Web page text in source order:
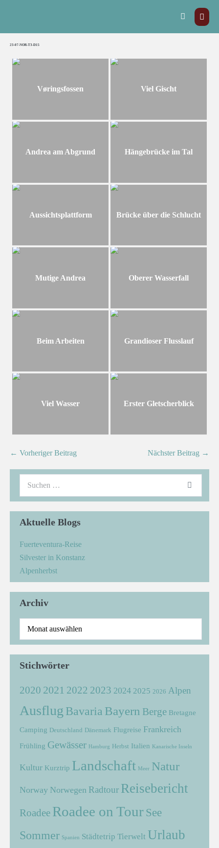
23-07-NOR-T3-D15
Vøringsfossen Viel Gischt
Andrea am Abgrund Hängebrücke im Tal
Aussichtsplattform Brücke über die Schlucht
Mutige Andrea Oberer Wasserfall
Beim Arbeiten Grandioser Flusslauf
Viel Wasser Erster Gletscherblick
← Vorheriger Beitrag Nächster Beitrag →
Aktuelle Blogs
Fuerteventura-Reise
Silvester in Konstanz
Alpenherbst
Archiv
Stichwörter
2020 2021 2022 2023 2024 2025 2026 Alpen
Ausflug Bavaria Bayern Berge Bretagne
Camping Deutschland Dänemark Flugreise Frankreich
Frühling Gewässer Hamburg Herbst Italien Kanarische Inseln
Kultur Kurztrip Landschaft Meer Natur
Norway Norwegen Radtour Reisebericht
Roadee Roadee on Tour See
Sommer Spanien Städtetrip Tierwelt Urlaub